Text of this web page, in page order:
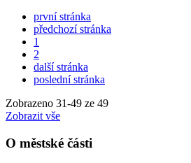
první stránka
předchozí stránka
1
2
další stránka
poslední stránka
Zobrazeno 31-49 ze 49
Zobrazit vše
O městské části